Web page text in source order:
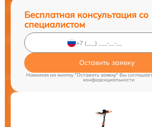
Бесплатная консультация со
специалистом
Оставить заявку
Нажимая на кнопку "Оставить заявку" Вы
конфиденциальности